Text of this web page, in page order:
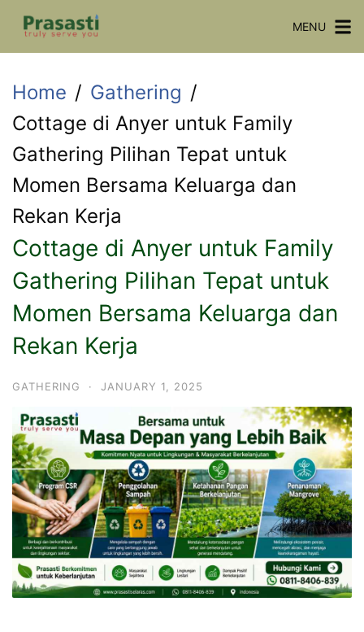
Skip
MENU
Home
Gathering
Cottage di Anyer untuk Family
Gathering Pilihan Tepat untuk
Momen Bersama Keluarga dan
Rekan Kerja
Cottage di Anyer untuk Family
Gathering Pilihan Tepat untuk
Momen Bersama Keluarga dan
Rekan Kerja
GATHERING · JANUARY 1, 2025